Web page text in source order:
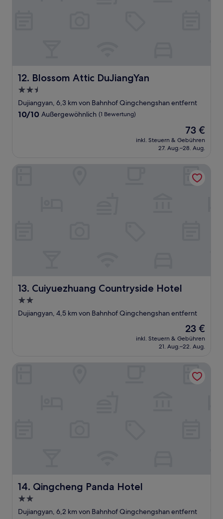
12. Blossom Attic DuJiangYan
Blossom Attic DuJiangYan
2.5-
Sterne-
Unterkunft
Dujiangyan, 6,3 km von Bahnhof Qingchengshan entfernt
10.0
10/10 Außergewöhnlich (1 Bewertung)
Der
Preis
beträgt
73 €
inkl. Steuern & Gebühren
27. Aug.–28. Aug.
13. Cuiyuezhuang Countryside Hotel
Cuiyuezhuang Countryside Hotel
2.0-
Sterne-
Dujiangyan, 4,5 km von Bahnhof Qingchengshan entfernt
Der
Preis
beträgt
23 €
inkl. Steuern & Gebühren
21. Aug.–22. Aug.
14. Qingcheng Panda Hotel
Qingcheng Panda Hotel
2.0-
Sterne-
Dujiangyan, 6,2 km von Bahnhof Qingchengshan entfernt